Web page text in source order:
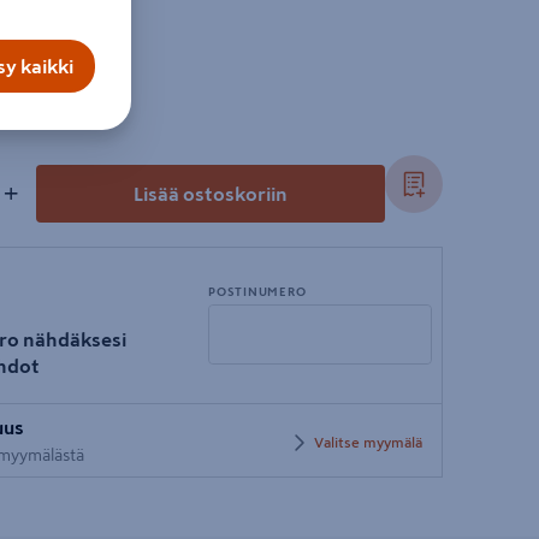
+ Lisää ostoskoriin
nähdäksesi
POSTINUMERO
postinumero
Valitse myymälä
kaikki